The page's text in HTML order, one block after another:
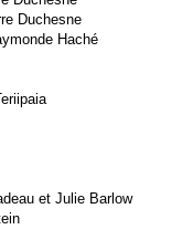
Duchesne
Haché
et Julie Barlow